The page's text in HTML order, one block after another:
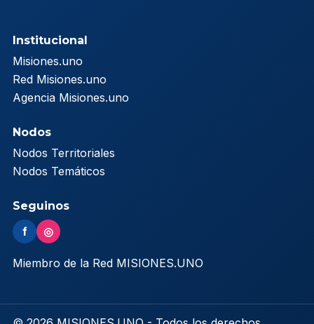
Institucional
Misiones.uno
Red Misiones.uno
Agencia Misiones.uno
Nodos
Nodos Territoriales
Nodos Temáticos
Seguinos
f ◎
Miembro de la Red MISIONES.UNO